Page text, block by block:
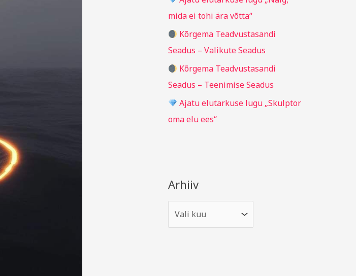
:mida ei tohi ära võtta“
Kõrgema Teadvustasandi
Seadus – Valikute Seadus
Kõrgema Teadvustasandi
Seadus – Teenimise Seadus
Ajatu elutarkuse lugu „Skulptor
oma elu ees“
Arhiiv